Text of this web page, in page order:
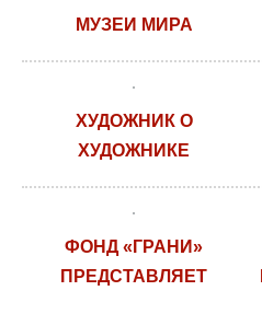
МУЗЕИ МИРА
ХУДОЖНИК О
ХУДОЖНИКЕ
ФОНД «ГРАНИ»
ПРЕДСТАВЛЯЕТ